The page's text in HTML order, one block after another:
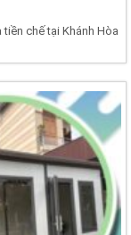
chế tại Khánh Hòa